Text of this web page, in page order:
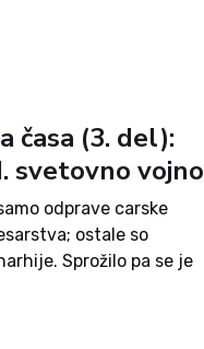
oblasti, pa naj stane
časa (3. del):
svetovno vojno
odprave carske
ostale so
Sprožilo pa se je
pretreslo Evropo.